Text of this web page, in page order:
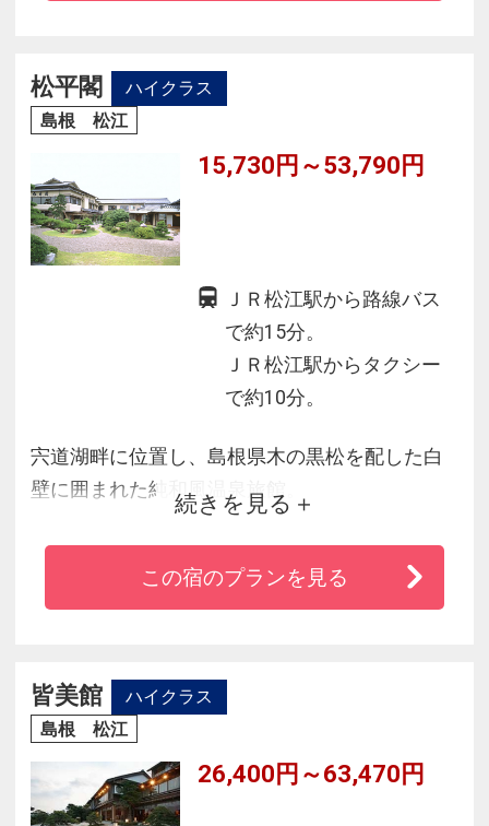
変化する築山の庭造りで、
地元山陰食材が持つ味の力をふんだんに活かし
松平閣
ハイクラス
島根 松江
15,730円～53,790円
ＪＲ松江駅から路線バス
で約15分。
ＪＲ松江駅からタクシー
で約10分。
宍道湖畔に位置し、島根県木の黒松を配した白
壁に囲まれた純和風温泉旅館。
贅沢な造りの岩露天風呂を備えた特別室や宍道
湖に面した離れなど
趣のあるさまざまなタイプのお部屋があり、全
中心に旬食材で作る料理が自慢！
お風呂は松江しんじ湖温泉の無色透明でさらり
続きを見る
この宿のプランを見る
皆美館
ハイクラス
島根 松江
26,400円～63,470円